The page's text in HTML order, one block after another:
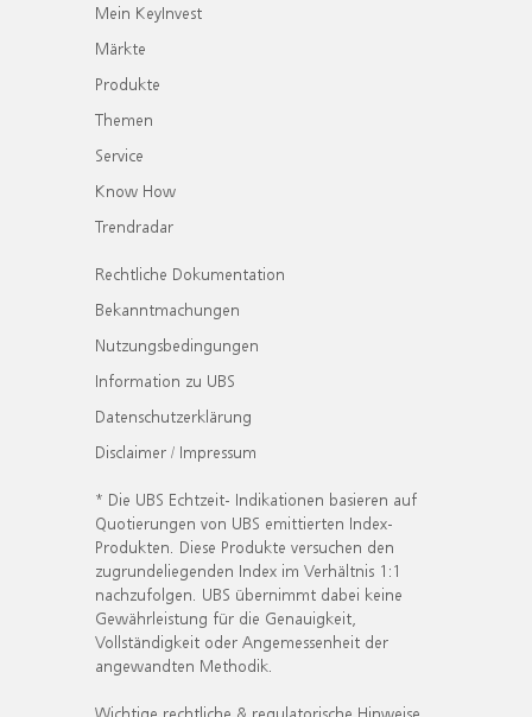
Mein KeyInvest
Märkte
Produkte
Themen
Service
Know How
Trendradar
Rechtliche Dokumentation
Bekanntmachungen
Nutzungsbedingungen
Information zu UBS
Datenschutzerklärung
Disclaimer / Impressum
* Die UBS Echtzeit- Indikationen basieren auf
Quotierungen von UBS emittierten Index-
Produkten. Diese Produkte versuchen den
zugrundeliegenden Index im Verhältnis 1:1
nachzufolgen. UBS übernimmt dabei keine
Gewährleistung für die Genauigkeit,
Vollständigkeit oder Angemessenheit der
angewandten Methodik.